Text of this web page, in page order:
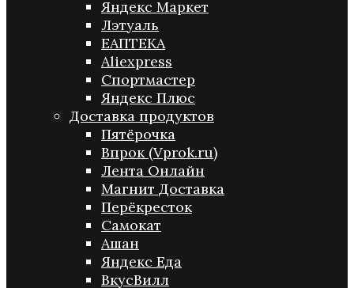
Яндекс Маркет
Лэтуаль
ЕАПТЕКА
Aliexpress
Спортмастер
Яндекс Плюс
Доставка продуктов
Пятёрочка
Впрок (Vprok.ru)
Лента Онлайн
Магнит Доставка
Перёкресток
Самокат
Ашан
Яндекс Еда
ВкусВилл